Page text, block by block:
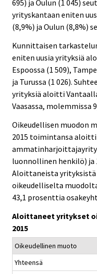
695) ja Oulun (1 045)
yrityskantaan eniten
(8,9%) ja Oulun (8,8%)
Kunnittaisen
eniten uusia yrityksiä
Espoossa (1 509),
ja Turussa (1 026).
yrityksiä aloitti
Vaasassa, molemmissa
Oikeudellisen muodon
2015 toimintansa
luonnollinen henkilö) ja
Aloittaneista
oikeudelliselta
43,1 prosenttia
Aloittaneet yritykset
2015
Oikeudellinen muoto
Yhteensä